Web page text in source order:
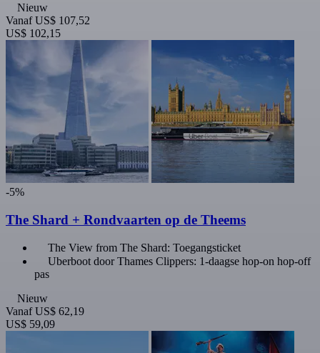
Nieuw
Vanaf US$ 107,52
US$ 102,15
-5%
The Shard + Rondvaarten op de Theems
The View from The Shard: Toegangsticket
Uberboot door Thames Clippers: 1-daagse hop-on hop-off
pas
Nieuw
Vanaf US$ 62,19
US$ 59,09